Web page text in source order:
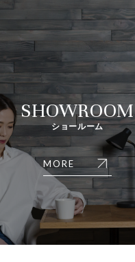
SHOWROOM
ショールーム
MORE